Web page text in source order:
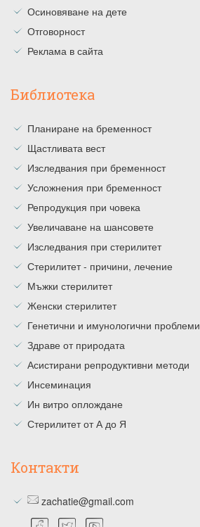
Осиновяване на дете
Отговорност
Реклама в сайта
Библиотека
Планиране на бременност
Щастливата вест
Изследвания при бременност
Усложнения при бременност
Репродукция при човека
Увеличаване на шансовете
Изследвания при стерилитет
Стерилитет - причини, лечение
Мъжки стерилитет
Женски стерилитет
Генетични и имунологични проблеми
Здраве от природата
Асистирани репродуктивни методи
Инсеминация
Ин витро оплождане
Стерилитет от А до Я
Контакти
zachatie@gmail.com